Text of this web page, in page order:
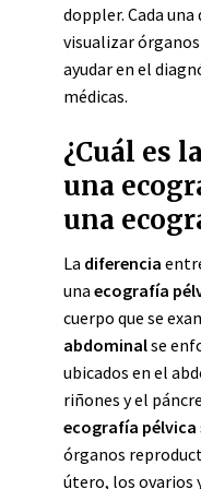
doppler. Cada
visualizar
ayudar en el
médicas.
¿Cuál es
una
una
La diferencia
una ecografía
cuerpo que se
abdominalse
ubicados en el
riñones y el
ecografía pélvica
órganos
útero, los ovarios